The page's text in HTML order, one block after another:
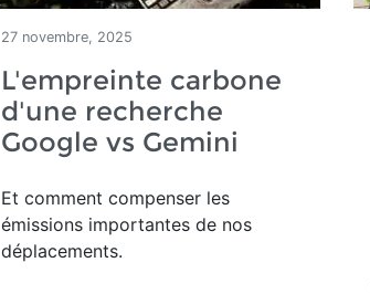
27 novembre, 2025
L'empreinte carbone
d'une recherche
Google vs Gemini
Et comment compenser les
émissions importantes de nos
déplacements.